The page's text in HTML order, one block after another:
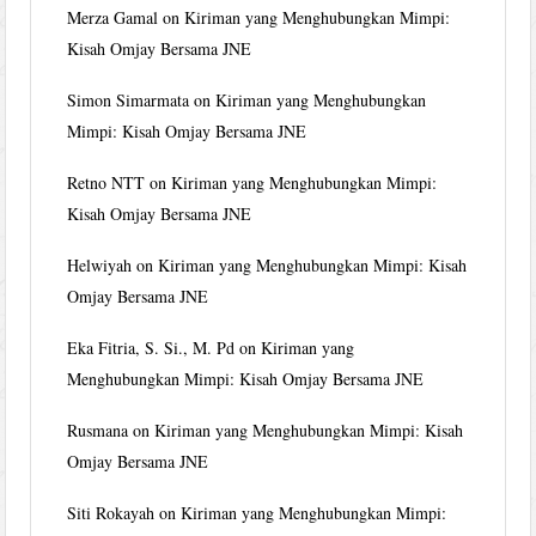
Merza Gamal onKiriman yang Menghubungkan Mimpi:
Kisah Omjay Bersama JNE
Simon Simarmata onKiriman yang Menghubungkan
Mimpi: Kisah Omjay Bersama JNE
Retno NTT onKiriman yang Menghubungkan Mimpi:
Kisah Omjay Bersama JNE
Helwiyah onKiriman yang Menghubungkan Mimpi: Kisah
Omjay Bersama JNE
Eka Fitria, S. Si., M. Pd onKiriman yang
Menghubungkan Mimpi: Kisah Omjay Bersama JNE
Rusmana onKiriman yang Menghubungkan Mimpi: Kisah
Omjay Bersama JNE
Siti Rokayah onKiriman yang Menghubungkan Mimpi: